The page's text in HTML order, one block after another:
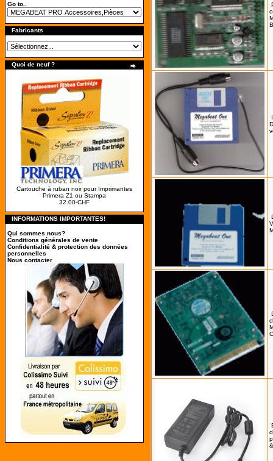
Go to..
Fabricants
Quoi de neuf ?
Cartouche à ruban noir pour Imprimantes
Primera Z1 ou Stampa
32.00-CHF
INFORMATIONS IMPORTANTES!
Qui sommes nous?
Conditions générales de vente
Confidentialité & protection des données
personnelles
Nous contacter